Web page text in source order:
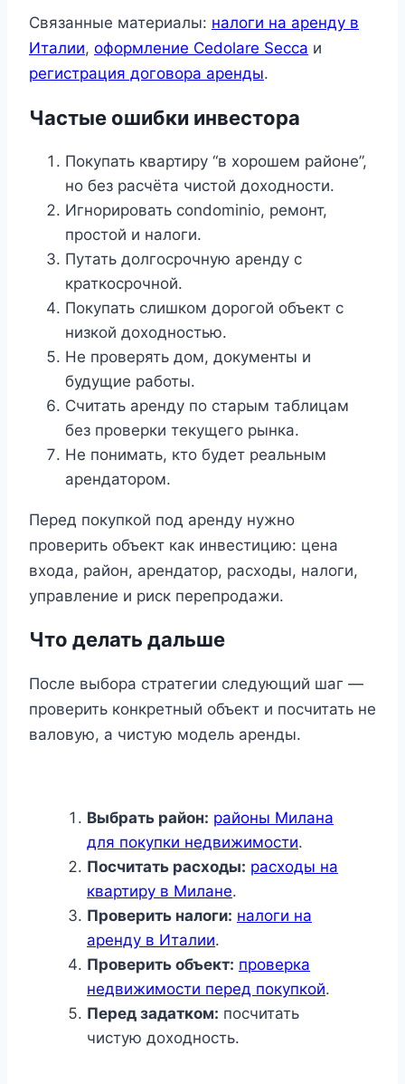
Связанные материалы: налоги на аренду в
Италии, оформление Cedolare Secca и
регистрация договора аренды.
Частые ошибки инвестора
Покупать квартиру “в хорошем районе”,
но без расчёта чистой доходности.
Игнорировать condominio, ремонт,
простой и налоги.
Путать долгосрочную аренду с
краткосрочной.
Покупать слишком дорогой объект с
низкой доходностью.
Не проверять дом, документы и
будущие работы.
Считать аренду по старым таблицам
без проверки текущего рынка.
Не понимать, кто будет реальным
арендатором.
Перед покупкой под аренду нужно
проверить объект как инвестицию: цена
входа, район, арендатор, расходы, налоги,
управление и риск перепродажи.
Что делать дальше
После выбора стратегии следующий шаг —
проверить конкретный объект и посчитать не
валовую, а чистую модель аренды.
Выбрать район: районы Милана
для покупки недвижимости.
Посчитать расходы: расходы на
квартиру в Милане.
Проверить налоги: налоги на
аренду в Италии.
Проверить объект: проверка
недвижимости перед покупкой.
Перед задатком: посчитать
чистую доходность.